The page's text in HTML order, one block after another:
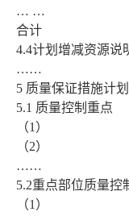
… …
合计
4.4计划增减资源说
……
5 质量保证措施计划
5.1 质量控制重点
（1）
（2）
……
5.2重点部位质量控
（1）